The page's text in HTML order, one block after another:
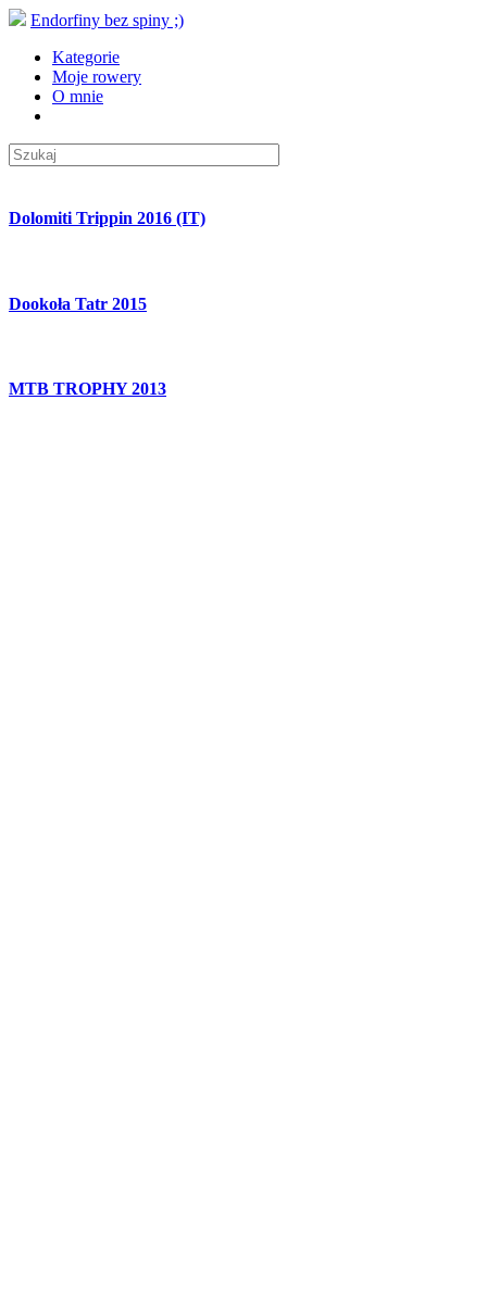
Endorfiny bez spiny ;)
Kategorie
Moje rowery
O mnie
Dolomiti Trippin 2016 (IT)
Dookoła Tatr 2015
MTB TROPHY 2013